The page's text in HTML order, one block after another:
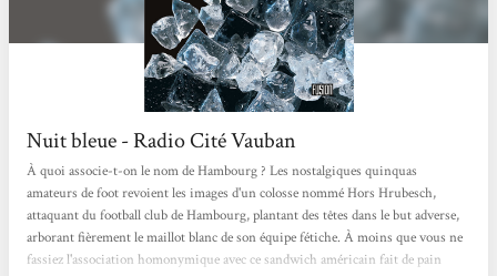
Nuit bleue - Radio Cité Vauban
À quoi associe-t-on le nom de Hambourg ? Les nostalgiques quinquas
amateurs de foot revoient les images d'un colosse nommé Hors Hrubesch,
attaquant du football club de Hambourg, plantant des têtes dans le but adverse,
arborant fièrement le maillot blanc de son équipe fétiche. À moins que vous ne
fassiez l'association homonymique avec ce sandwich américain fait de pain